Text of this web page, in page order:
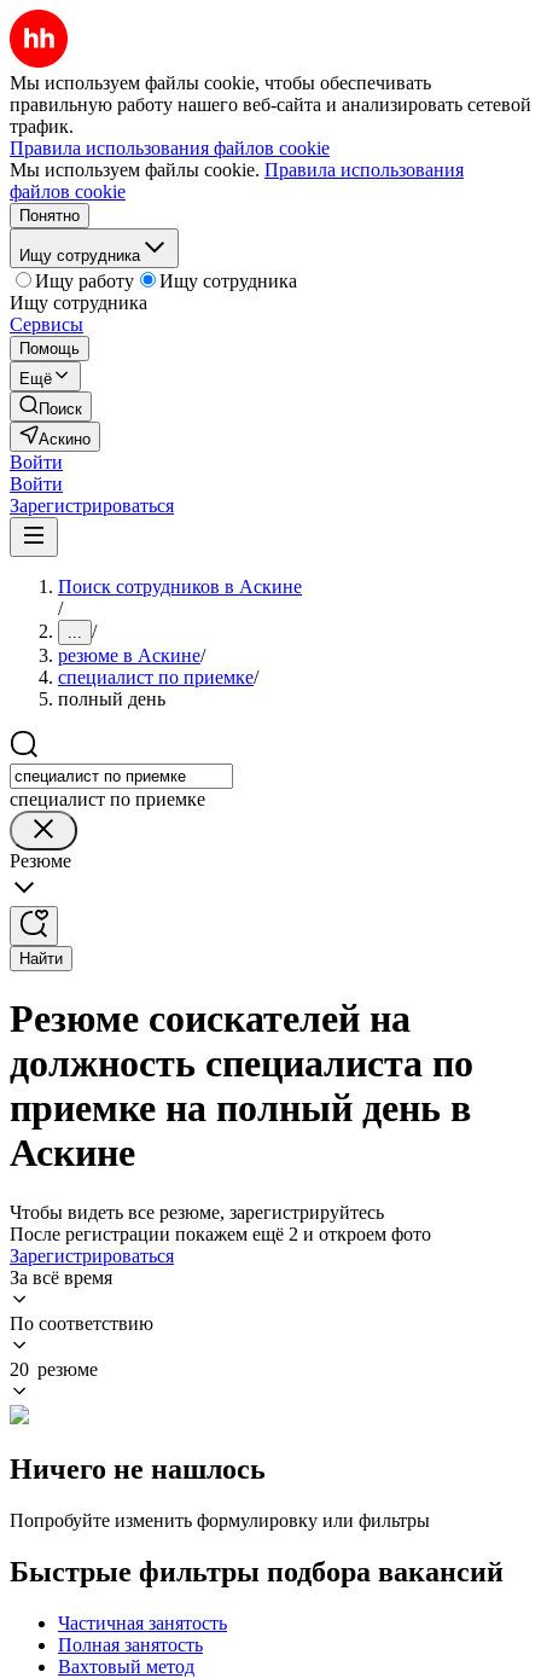
Мы используем файлы cookie, чтобы обеспечивать
правильную работу нашего веб-сайта и анализировать сетевой
трафик.
Правила использования файлов cookie
Мы используем файлы cookie. Правила использования
файлов cookie
Понятно
Ищу сотрудника
Ищу работу
Ищу сотрудника
Ищу сотрудника
Сервисы
Помощь
Ещё
Поиск
Аскино
Войти
Войти
Зарегистрироваться
Поиск сотрудников в Аскине
/
... /
резюме в Аскине/
специалист по приемке/
полный день
специалист по приемке
Резюме
Найти
Резюме соискателей на
должность специалиста по
приемке на полный день в
Аскине
Чтобы видеть все резюме, зарегистрируйтесь
После регистрации покажем ещё 2 и откроем фото
Зарегистрироваться
За всё время
По соответствию
20 резюме
Ничего не нашлось
Попробуйте изменить формулировку или фильтры
Быстрые фильтры подбора вакансий
Частичная занятость
Полная занятость
Вахтовый метод